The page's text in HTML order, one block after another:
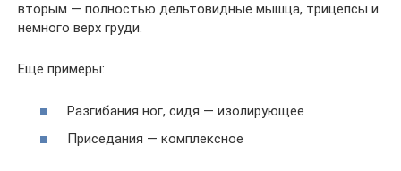
вторым — полностью дельтовидные мышца, трицепсы и
немного верх груди.
Ещё примеры:
Разгибания ног, сидя — изолирующее
Приседания — комплексное